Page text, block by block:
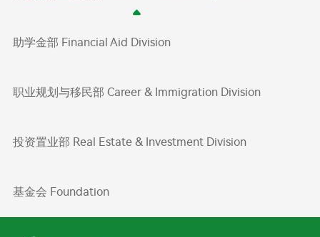
助学金部 Financial Aid Division
职业规划与移民部 Career & Immigration Division
投资置业部 Real Estate & Investment Division
基金会 Foundation